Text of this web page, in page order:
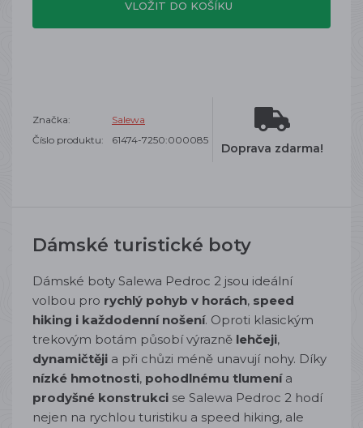
VLOŽIT DO KOŠÍKU
Značka:
Salewa
Číslo produktu:
61474-7250:000085
Doprava zdarma!
Dámské turistické boty
Dámské boty Salewa Pedroc 2 jsou ideální
volbou pro rychlý pohyb v horách, speed
hiking i každodenní nošení. Oproti klasickým
trekovým botám působí výrazně lehčeji,
dynamičtěji a při chůzi méně unavují nohy. Díky
nízké hmotnosti, pohodlnému tlumenía
prodyšné konstrukci se Salewa Pedroc 2 hodí
nejen na rychlou turistiku a speed hiking, ale